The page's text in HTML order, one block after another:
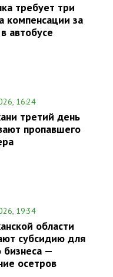
требует три
компенсации за
автобусе
16:24
третий день
пропавшего
19:34
области
субсидию для
бизнеса —
осетров